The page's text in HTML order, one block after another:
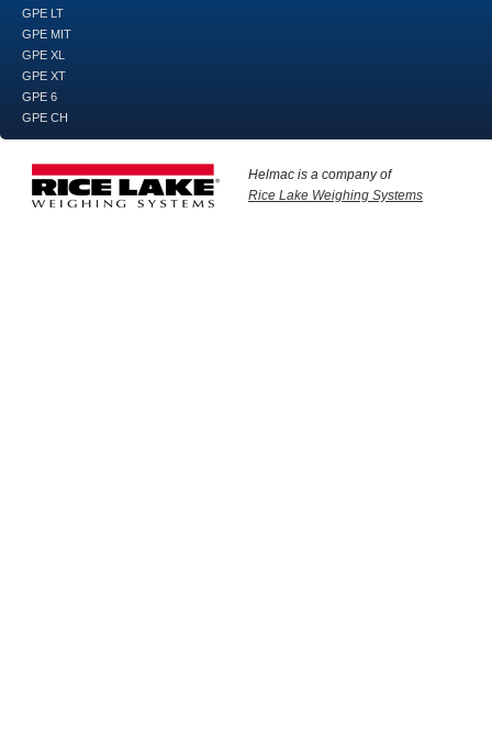
GPE LT
GPE MIT
GPE XL
GPE XT
GPE 6
GPE CH
Helmac is a company of
Rice Lake Weighing Systems